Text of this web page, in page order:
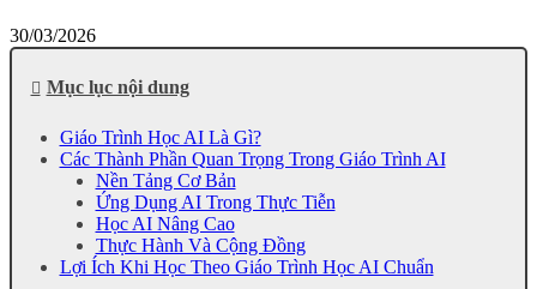
30/03/2026
Mục lục nội dung
Giáo Trình Học AI Là Gì?
Các Thành Phần Quan Trọng Trong Giáo Trình AI
Nền Tảng Cơ Bản
Ứng Dụng AI Trong Thực Tiễn
Học AI Nâng Cao
Thực Hành Và Cộng Đồng
Lợi Ích Khi Học Theo Giáo Trình Học AI Chuẩn